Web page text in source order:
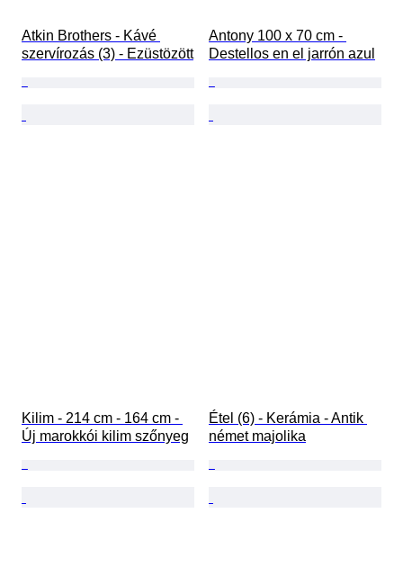
Atkin Brothers - Kávé
szervírozás (3) - Ezüstözött
Antony 100 x 70 cm -
Destellos en el jarrón azul
Kilim - 214 cm - 164 cm -
Új marokkói kilim szőnyeg
Étel (6) - Kerámia - Antik
német majolika